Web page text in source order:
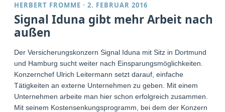
HERBERT FROMME ·2. FEBRUAR 2016
Signal Iduna gibt mehr Arbeit nach
außen
Der Versicherungskonzern Signal Iduna mit Sitz in Dortmund
und Hamburg sucht weiter nach Einsparungsmöglichkeiten.
Konzernchef Ulrich Leitermann setzt darauf, einfache
Tätigkeiten an externe Unternehmen zu geben. Mit einem
Unternehmen arbeite man hier schon erfolgreich zusammen.
Mit seinem Kostensenkungsprogramm, bei dem der Konzern